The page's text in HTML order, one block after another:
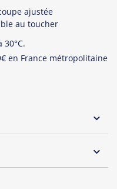
ajustée
au toucher
30°C.
en France métropolitaine